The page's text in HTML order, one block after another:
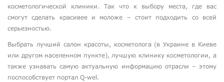
косметологической клиники. Так что к выбору места, где вас
смогут сделать красивее и моложе – стоит подходить со всей
серьезностью.
Выбрать лучший салон красоты, косметолога (в Украине в Киеве
или другом населенном пункте), лучшую клинику косметологии, а
также узнавать самую актуальную информацию отрасли – этому
поспособствует портал Q-wel.